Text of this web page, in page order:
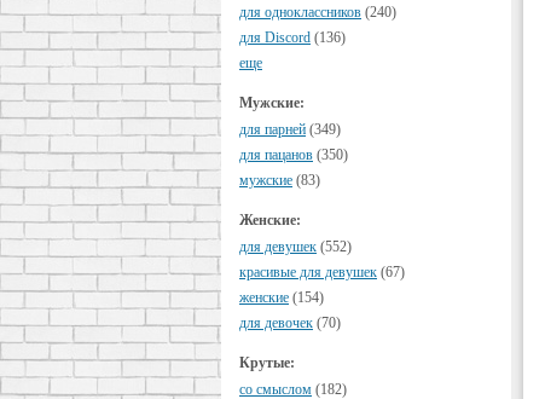
для одноклассников (240)
для Discord (136)
еще
Мужские:
для парней (349)
для пацанов (350)
мужские (83)
Женские:
для девушек (552)
красивые для девушек (67)
женские (154)
для девочек (70)
Крутые:
cо смыслом (182)